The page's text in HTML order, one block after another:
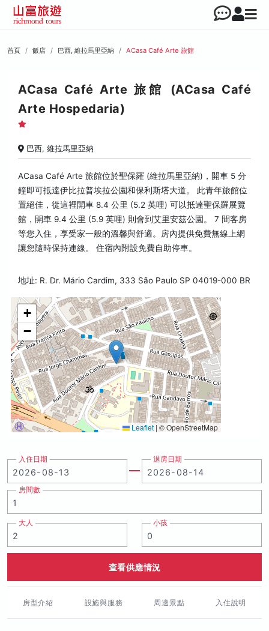
首頁 飯店 巴西, 維拉馬里亞納 ACasa Café Arte 旅館
ACasa Café Arte 旅館 (ACasa Café
Arte Hospedaria)
巴西, 維拉馬里亞納
ACasa Café Arte 旅館位於聖保羅 (維拉馬里亞納)，開車 5 分
鐘即可抵達伊比拉普埃拉公園和保利斯塔大道。 此青年旅館位
置絕佳，從這裡開車 8.4 公里 (5.2 英哩) 可以抵達聖保羅展覽
館，開車 9.4 公里 (5.9 英哩) 則會到艾里安茲公園。 7 間客房
等您入住，享受家一般的溫馨與舒適。房內提供免費無線上網
讓您隨時保持連線。 住宿內附設免費自助停車。
地址: R. Dr. Mário Cardim, 333 São Paulo SP 04019-000 BR
+
−
Leaflet | © OpenStreetMap
入住日期 退房日期
房間數
大人 小孩
查看供應情況
房型介紹 設施與服務 周邊景點 入住說明